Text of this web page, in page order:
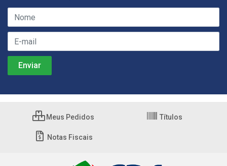
Meus Pedidos Títulos
Notas Fiscais